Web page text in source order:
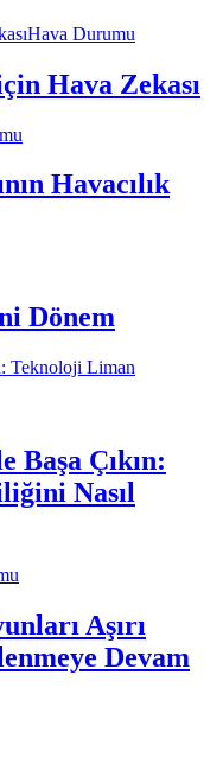
Hava Durumu
Hava Zekası
Havacılık
Dönem
Çıkın:
Nasıl
Aşırı
Devam